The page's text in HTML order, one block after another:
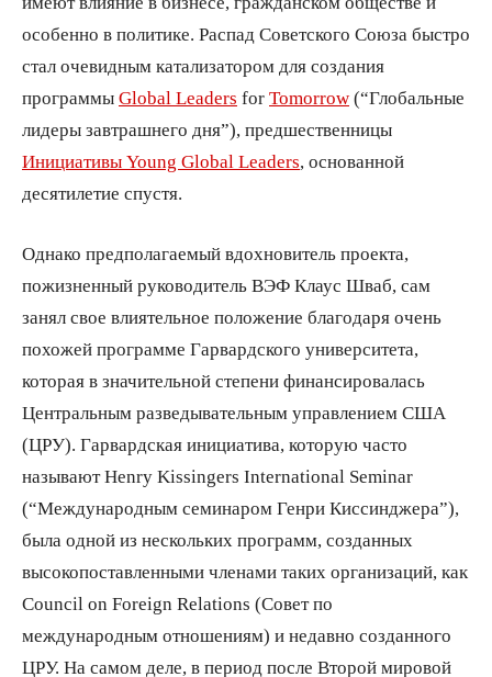
особенно в политике. Распад Советского Союза быстро
стал очевидным катализатором для создания
программы Global Leaders for Tomorrow (“Глобальные
лидеры завтрашнего дня”), предшественницы
Инициативы Young Global Leaders , основанной
десятилетие спустя.
Однако предполагаемый вдохновитель проекта,
пожизненный руководитель ВЭФ Клаус Шваб, сам
занял свое влиятельное положение благодаря очень
похожей программе Гарвардского университета,
которая в значительной степени финансировалась
Центральным разведывательным управлением США
(ЦРУ). Гарвардская инициатива, которую часто
называют Henry Kissingers International Seminar
(“Международным семинаром Генри Киссинджера”),
была одной из нескольких программ, созданных
высокопоставленными членами таких организаций, как
Council on Foreign Relations (Совет по
международным отношениям) и недавно созданного
ЦРУ. На самом деле, в период после Второй мировой